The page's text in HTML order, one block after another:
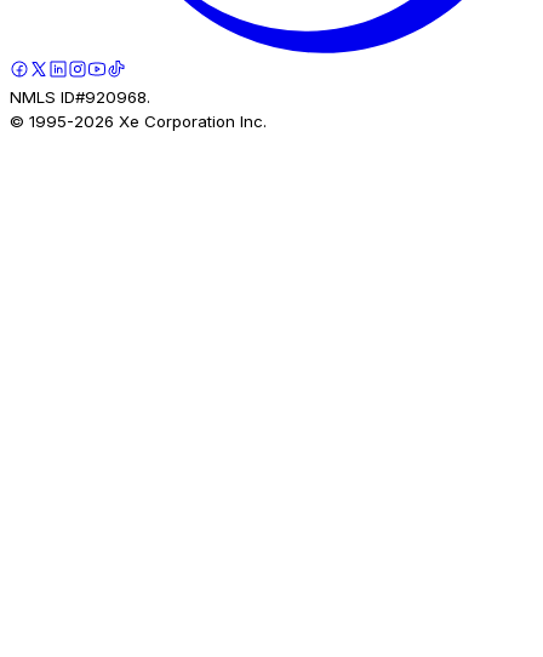
NMLS ID#920968.
© 1995-2026 Xe Corporation Inc.